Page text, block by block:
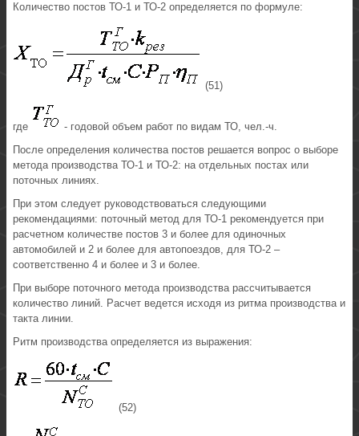
Количество постов ТО-1 и ТО-2 определяется по формуле:
(51)
где
- годовой объем работ по видам ТО, чел.-ч.
После определения количества постов решается вопрос о выборе
метода производства ТО-1 и ТО-2: на отдельных постах или
поточных линиях.
При этом следует руководствоваться следующими
рекомендациями: поточный метод для ТО-1 рекомендуется при
расчетном количестве постов 3 и более для одиночных
автомобилей и 2 и более для автопоездов, для ТО-2 –
соответственно 4 и более и 3 и более.
При выборе поточного метода производства рассчитывается
количество линий. Расчет ведется исходя из ритма производства и
такта линии.
Ритм производства определяется из выражения:
(52)